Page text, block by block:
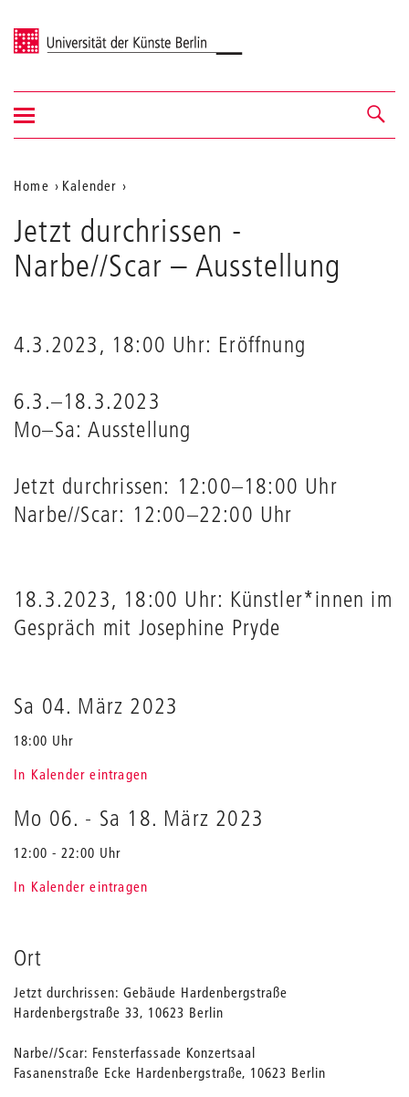
Universität der Künste Berlin
Navigation &
Suche
Navigation
ein-/ausblenden
Aktuelle
Position
auf
der
Home
Kalender
durchrissen
-
Narbe//Scar
Jetzt durchrissen -
Narbe//Scar – Ausstellung
4.3.2023, 18:00 Uhr: Eröffnung
6.3.–18.3.2023
Mo–Sa: Ausstellung
Jetzt durchrissen: 12:00–18:00 Uhr
Narbe//Scar: 12:00–22:00 Uhr
18.3.2023, 18:00 Uhr: Künstler*innen im
Gespräch mit Josephine Pryde
Sa 04. März 2023
18:00 Uhr
In Kalender eintragen
Mo 06. - Sa 18. März 2023
12:00 - 22:00 Uhr
In Kalender eintragen
Ort
Jetzt durchrissen: Gebäude Hardenbergstraße
Hardenbergstraße 33, 10623 Berlin
Narbe//Scar: Fensterfassade Konzertsaal
Fasanenstraße Ecke Hardenbergstraße, 10623 Berlin